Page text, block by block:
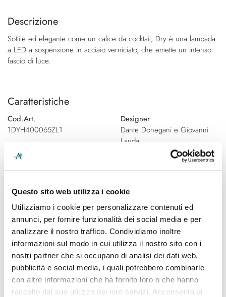
Questo sito web utilizza i cookie
Utilizziamo i cookie per personalizzare contenuti ed
annunci, per fornire funzionalità dei social media e per
analizzare il nostro traffico. Condividiamo inoltre
informazioni sul modo in cui utilizza il nostro sito con i
nostri partner che si occupano di analisi dei dati web,
pubblicità e social media, i quali potrebbero combinarle
con altre informazioni che ha fornito loro o che hanno
raccolto dal suo utilizzo dei loro servizi. Acconsenta ai
fine
galleria
di
immagini
della
di
immagini
Descrizione
Sottile ed elegante come un calice da cocktail, Dry è una lampada
a LED a sospensione in acciaio verniciato, che emette un intenso
fascio di luce.
Caratteristiche
Cod.Art.
1DYH400065ZL1
Designer
Dante Donegani e Giovanni
Lauda
Colore led
3000K
Ø 265mm x Ø 80mm - H
Sorgente luminosa
Led integrato
Potenza e attacco
26W - 3000K - 1200Lm -
CRI90 - 220-240V
Dimmerazione
On/Off
Classe energetica
A++, A+, A
Ean
8013210198957